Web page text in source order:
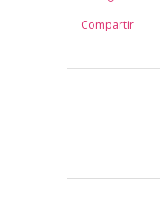
Compartir